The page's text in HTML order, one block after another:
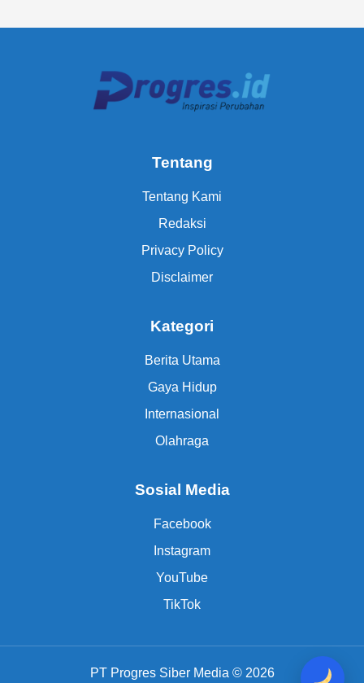
Tentang
Tentang Kami
Redaksi
Privacy Policy
Disclaimer
Kategori
Berita Utama
Gaya Hidup
Internasional
Olahraga
Sosial Media
Facebook
Instagram
YouTube
TikTok
PT Progres Siber Media © 2026